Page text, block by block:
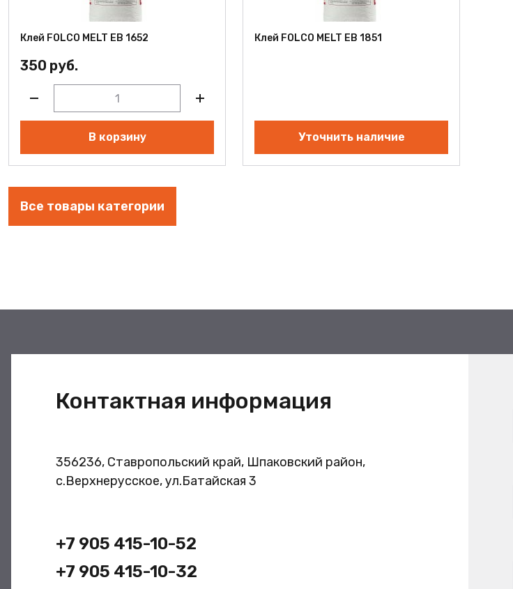
Клей FOLCO MELT EB 1652
350 руб.
В корзину
Клей FOLCO MELT EB 1851
Уточнить наличие
Все товары категории
Контактная информация
356236, Ставропольский край, Шпаковский район,
с.Верхнерусское, ул.Батайская 3
+7 905 415-10-52
+7 905 415-10-32